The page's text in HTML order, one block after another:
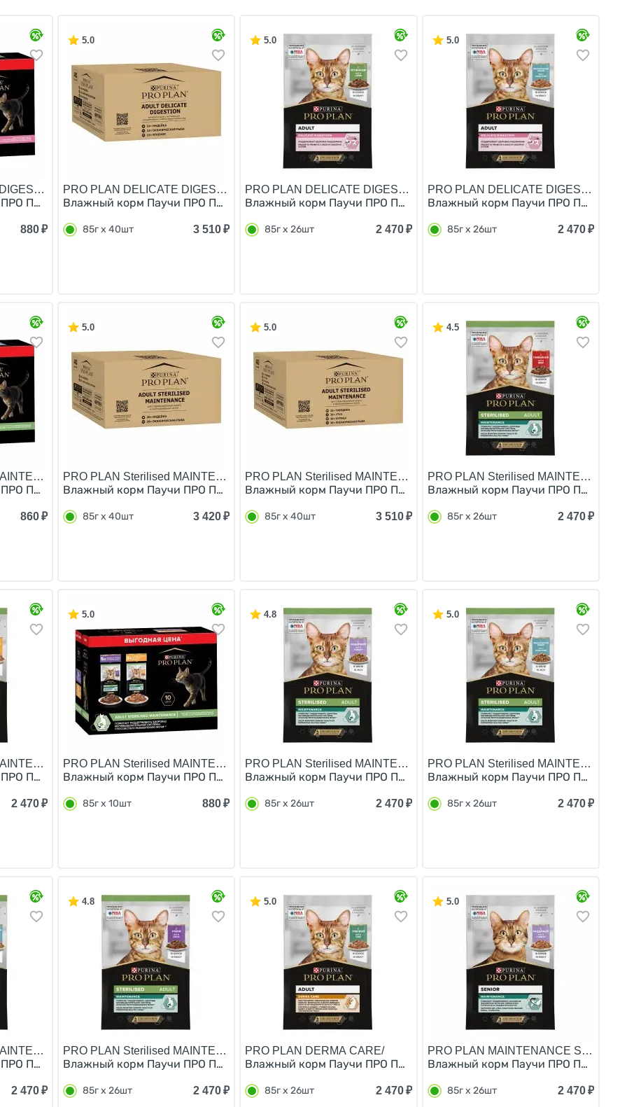
ПЛАН для кошек с Чувствительным пищеварением Индейка в соусе Ягненок в соусе (цена за упаковку) 85г
880 ₽
5.0
PRO PLAN DELICATE DIGESTION/
Влажный корм Паучи ПРО ПЛАН для кошек с Чувствительным пищеварением Ассорти вкусов
85г х 40шт 3 510₽
5.0
PRO PLAN DELICATE DIGESTION/
Влажный корм Паучи ПРО ПЛАН для взрослых кошек при
85г х 26шт 2 470 ₽
5.0
PRO PLAN DELICATE DIGESTION/
Влажный корм Паучи ПРО ПЛАН для
85г х 26шт 2 470₽
ПЛАН для Стерилизованных кошек Ассорти вкусов Говядина в соусе Индейка в желе Океаническая рыба в
860 ₽
5.0
PRO PLAN Sterilised MAINTENANCE/
Влажный корм Паучи ПРО ПЛАН для Стерилизованных кошек Ассорти вкусов Индейка,
85г х 40шт 3 420₽
5.0
PRO PLAN Sterilised MAINTENANCE/
Влажный корм Паучи ПРО ПЛАН для Стерилизованных кошек
85г х 40шт 3 510 ₽
4.5
PRO PLAN Sterilised MAINTENANCE/
Влажный корм Паучи ПРО ПЛАН для
85г x 26шт 2 470₽
ПЛАН для взрослых стерилизованных кошек с курицей в соусе (цена за упаковку) 85г х 26шт
2 470 ₽
5.0
PRO PLAN Sterilised MAINTENANCE/
Влажный корм Паучи ПРО ПЛАН для Стерилизованных кошек Курица в соусе Утка в соусе (цена за
85г х 10шт 880₽
4.8
PRO PLAN Sterilised MAINTENANCE/
Влажный корм Паучи ПРО ПЛАН для взрослых стерилизованных
85г х 26шт 2 470 ₽
5.0
PRO PLAN Sterilised MAINTENANCE/
Влажный корм Паучи ПРО ПЛАН для
85г х 26шт 2 470₽
ПЛАН для взрослых стерилизованных кошек с рыбой в соусе (цена за упаковку) 85г х 26шт
2 470 ₽
4.8
PRO PLAN Sterilised MAINTENANCE/
Влажный корм Паучи ПРО ПЛАН для взрослых стерилизованных кошек с уткой в соусе (цена за
85г х 26шт 2 470₽
5.0
PRO PLAN DERMA CARE/
Влажный корм Паучи ПРО ПЛАН для взрослых кошек Для здоровья
85г х 26шт 2 470 ₽
5.0
PRO PLAN MAINTENANCE SENIOR
Влажный корм Паучи ПРО ПЛАН для
85г х 26шт 2 470₽